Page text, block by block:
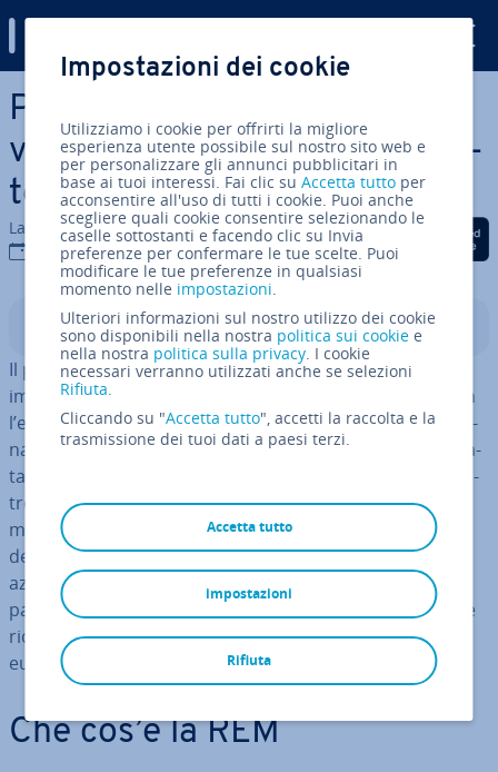
Vai al contenuto prin­ci­pa­le
PEC e REM: dif­fe­ren­ze,
vantaggi e passaggio ob­bli­ga­
to­rio
La redazione di IONOS
10 nov 2025
Condividi via Facebook
Condividi via Twitter
Condividi via
Indice
Il passaggio dalla PEC alla REM segna un cam­bia­men­to
im­por­tan­te nella co­mu­ni­ca­zio­ne digitale cer­ti­fi­ca­ta. Con
l’entrata in vigore del re­go­la­men­to eIDAS 2.0, la tra­di­zio­
na­le Posta Elet­tro­ni­ca Cer­ti­fi­ca­ta italiana viene ag­gior­na­
ta agli standard europei, dando vita alla Re­gi­ste­red Elec­
tro­nic Mail (REM). Questo nuovo sistema assicura che i
messaggi cer­ti­fi­ca­ti abbiano valore legale in tutti i Paesi
dell’UE, superando i limiti nazionali della PEC. Per
aziende, pro­fes­sio­ni­sti e pubbliche am­mi­ni­stra­zio­ni, il
passaggio è quindi es­sen­zia­le per con­ti­nua­re a inviare e
ricevere co­mu­ni­ca­zio­ni digitali ufficiali valide in ambito
europeo.
Che cos’è la REM
Impostazioni dei cookie
Utilizziamo i cookie per offrirti la migliore
esperienza utente possibile sul nostro sito web e
per personalizzare gli annunci pubblicitari in
base ai tuoi interessi. Fai clic suAccetta tutto per
acconsentire all'uso di tutti i cookie. Puoi anche
scegliere quali cookie consentire selezionando le
caselle sottostanti e facendo clic su Invia
preferenze per confermare le tue scelte. Puoi
modificare le tue preferenze in qualsiasi
momento nelle impostazioni.
Ulteriori informazioni sul nostro utilizzo dei cookie
sono disponibili nella nostra politica sui cookie e
nella nostra politica sulla privacy. I cookie
necessari verranno utilizzati anche se selezioni
Rifiuta.
Cliccando su "Accetta tutto", accetti la raccolta e la
trasmissione dei tuoi dati a paesi terzi.
Accetta tutto
Rifiuta
impostazioni